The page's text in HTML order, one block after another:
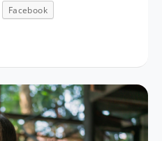
persaingan pasar,
dihitung matang-matang
Facebook